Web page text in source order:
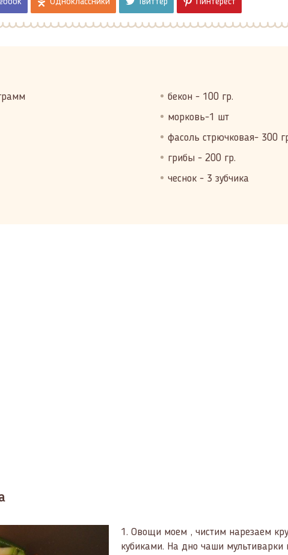
бекон - 100 гр.
морковь-1 шт
фасоль стрючковая- 300
грибы - 200 гр.
чеснок - 3 зубчика
1. Овощи моем , чистим нарезаем
кубиками. На дно чаши мультиварки